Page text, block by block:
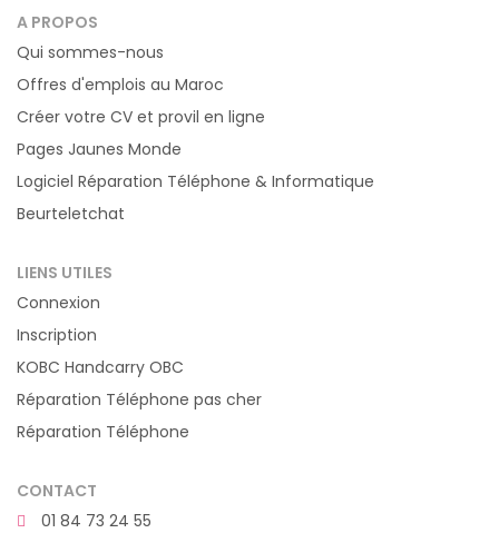
A PROPOS
Qui sommes-nous
Offres d'emplois au Maroc
Créer votre CV et provil en ligne
Pages Jaunes Monde
Logiciel Réparation Téléphone & Informatique
Beurteletchat
LIENS UTILES
Connexion
Inscription
KOBC Handcarry OBC
Réparation Téléphone pas cher
Réparation Téléphone
CONTACT
01 84 73 24 55